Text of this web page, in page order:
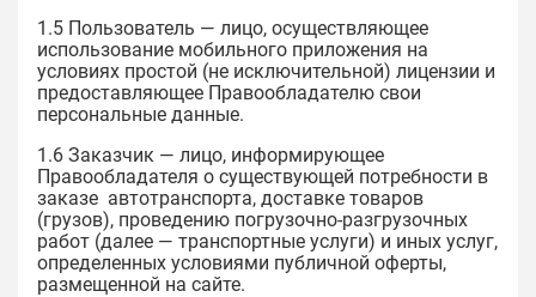
1.5 Пользователь — лицо, осуществляющее
использование мобильного приложения на
условиях простой (не исключительной) лицензии и
предоставляющее Правообладателю свои
персональные данные.
1.6 Заказчик — лицо, информирующее
Правообладателя о существующей потребности в
заказе автотранспорта, доставке товаров
(грузов), проведению погрузочно-разгрузочных
работ (далее — транспортные услуги) и иных услуг,
определенных условиями публичной оферты,
размещенной на сайте.